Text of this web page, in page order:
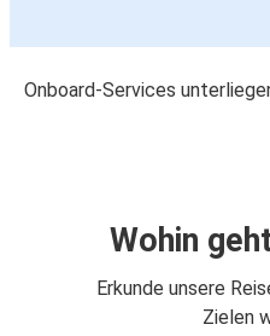
Onboard-Services
Wohin
Erkunde unsere
Zielen